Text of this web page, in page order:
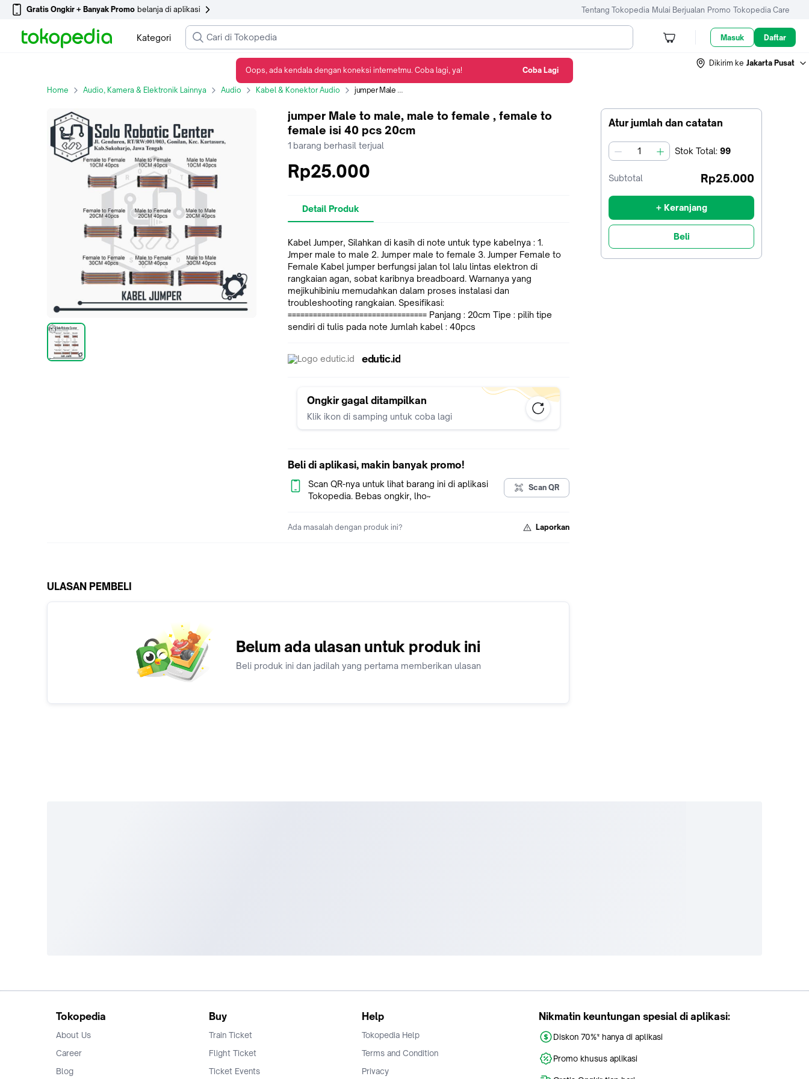
Gratis Ongkir + Banyak Promo belanja di aplikasi Tentang Tokopedia Mulai Berjualan Promo Tokopedia Care
Kategori Masuk Daftar
Dikirim ke Jakarta Pusat
Home Audio, Kamera & Elektronik Lainnya Audio Kabel & Konektor Audio jumper Male to male, male to female , female to female isi 40 pcs 20cm
Atur jumlah dan catatan
jumlah Stok Total: 99
Subtotal Rp25.000
+ Keranjang
Beli
jumper Male to male, male to female , female to
female isi 40 pcs 20cm
1 barang berhasil terjual
Rp25.000
Detail Produk
Kabel Jumper, Silahkan di kasih di note untuk type kabelnya : 1.
Jmper male to male 2. Jumper male to female 3. Jumper Female to
Female Kabel jumper berfungsi jalan tol lalu lintas elektron di
rangkaian agan, sobat karibnya breadboard. Warnanya yang
mejikuhibiniu memudahkan dalam proses instalasi dan
troubleshooting rangkaian. Spesifikasi:
================================= Panjang : 20cm Tipe : pilih tipe
sendiri di tulis pada note Jumlah kabel : 40pcs
edutic.id
Ongkir gagal ditampilkan
Klik ikon di samping untuk coba lagi
Beli di aplikasi, makin banyak promo!
Scan QR-nya untuk lihat barang ini di aplikasi
Tokopedia. Bebas ongkir, lho~
Scan QR
Ada masalah dengan produk ini? Laporkan
ULASAN PEMBELI
Belum ada ulasan untuk produk ini
Beli produk ini dan jadilah yang pertama memberikan ulasan
Tokopedia
About Us
Career
Blog
Buy
Train Ticket
Flight Ticket
Ticket Events
Help
Tokopedia Help
Terms and Condition
Privacy
Nikmatin keuntungan spesial di aplikasi:
Diskon 70%* hanya di aplikasi
Promo khusus aplikasi
Oops, ada kendala dengan koneksi internetmu. Coba lagi, ya! Coba Lagi